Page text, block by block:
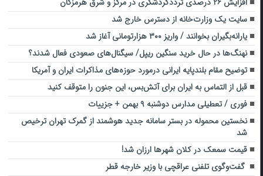
سایت یک وزارت‌خانه از دسترس خارج شد
یارانه‌بگیران بخوانند / واریز ۳۰۰ هزارتومانی آغاز شد
نهنگ‌ها در حال خرید سنگین ریپل/ سیگنال‌های صعودی فعال شدند؟
توضیح مقام بلندپایه ایرانی درمورد حوزه‌های مذاکرات ایران و آمریکا
قبل از التماس به ایران برای آتش‌بس، این جنون را متوقف کنید
فوری / تعطیلی مدارس دوشنبه ۹ بهمن + جزییات
نخستین محموله در بستر سامانه جدید هوشمند از گمرک تهران ترخیص
شد
قیمت سمعک در کلان شهرها ارزان شد!
گفت‌وگوی تلفنی عراقچی با وزیر خارجه قطر